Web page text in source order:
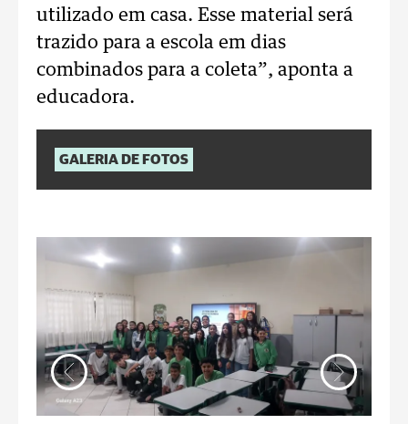
utilizado em casa. Esse material será
trazido para a escola em dias
combinados para a coleta”, aponta a
educadora.
GALERIA DE FOTOS